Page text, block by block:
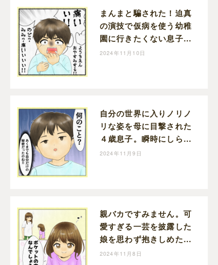
まんまと騙された！迫真
の演技で仮病を使う幼稚
園に行きたくない息子｜
いずのすずみの育児漫画
2024年11月10日
自分の世界に入りノリノ
リな姿を母に目撃された
４歳息子。瞬時にしらを
切る様子がかわいい｜い
2024年11月9日
親バカですみません。可
愛すぎる一芸を披露した
娘を思わず抱きしめた｜
いずのすずみの育児漫画
2024年11月8日